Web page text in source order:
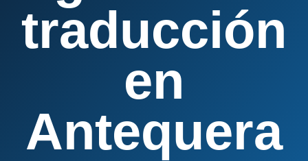
traducción
en
Antequera